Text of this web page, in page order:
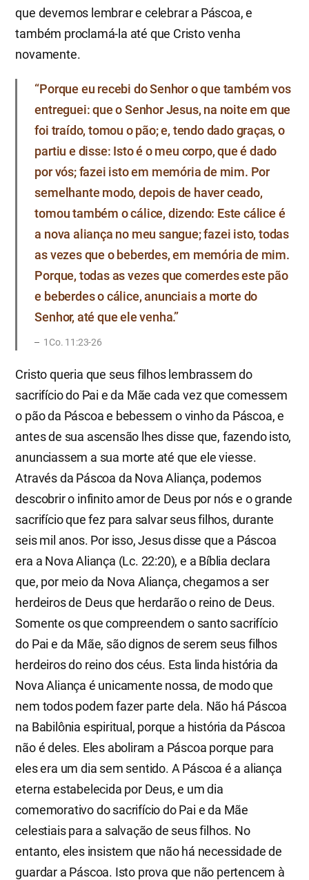
que devemos lembrar e celebrar a Páscoa, e
também proclamá-la até que Cristo venha
novamente.
“Porque eu recebi do Senhor o que também vos
entreguei: que o Senhor Jesus, na noite em que
foi traído, tomou o pão; e, tendo dado graças, o
partiu e disse: Isto é o meu corpo, que é dado
por vós; fazei isto em memória de mim. Por
semelhante modo, depois de haver ceado,
tomou também o cálice, dizendo: Este cálice é
a nova aliança no meu sangue; fazei isto, todas
as vezes que o beberdes, em memória de mim.
Porque, todas as vezes que comerdes este pão
e beberdes o cálice, anunciais a morte do
Senhor, até que ele venha.”
1Co. 11:23-26
Cristo queria que seus filhos lembrassem do
sacrifício do Pai e da Mãe cada vez que comessem
o pão da Páscoa e bebessem o vinho da Páscoa, e
antes de sua ascensão lhes disse que, fazendo isto,
anunciassem a sua morte até que ele viesse.
Através da Páscoa da Nova Aliança, podemos
descobrir o infinito amor de Deus por nós e o grande
sacrifício que fez para salvar seus filhos, durante
seis mil anos. Por isso, Jesus disse que a Páscoa
era a Nova Aliança (Lc. 22:20), e a Bíblia declara
que, por meio da Nova Aliança, chegamos a ser
herdeiros de Deus que herdarão o reino de Deus.
Somente os que compreendem o santo sacrifício
do Pai e da Mãe, são dignos de serem seus filhos
herdeiros do reino dos céus. Esta linda história da
Nova Aliança é unicamente nossa, de modo que
nem todos podem fazer parte dela. Não há Páscoa
na Babilônia espiritual, porque a história da Páscoa
não é deles. Eles aboliram a Páscoa porque para
eles era um dia sem sentido. A Páscoa é a aliança
eterna estabelecida por Deus, e um dia
comemorativo do sacrifício do Pai e da Mãe
celestiais para a salvação de seus filhos. No
entanto, eles insistem que não há necessidade de
guardar a Páscoa. Isto prova que não pertencem à